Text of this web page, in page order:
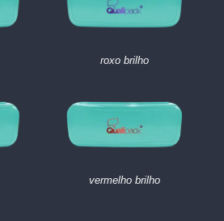
roxo brilho
vermelho brilho